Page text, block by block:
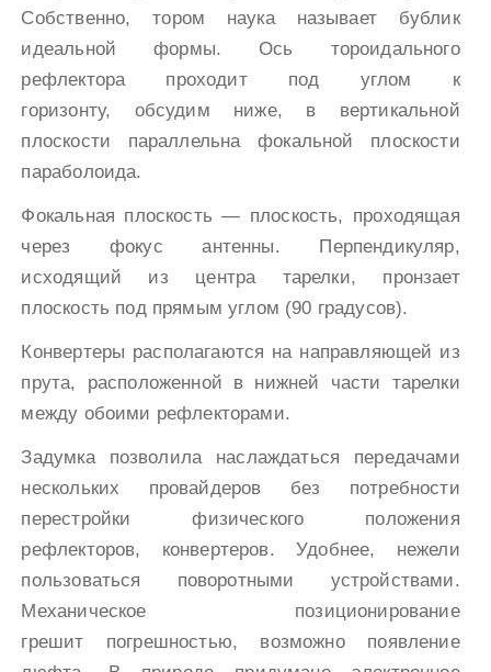
Собственно, тором наука называет бублик
идеальной формы. Ось тороидального
рефлектора проходит под углом к
горизонту, обсудим ниже, в вертикальной
плоскости параллельна фокальной плоскости
параболоида.
Фокальная плоскость — плоскость, проходящая
через фокус антенны. Перпендикуляр,
исходящий из центра тарелки, пронзает
плоскость под прямым углом (90 градусов).
Конвертеры располагаются на направляющей из
прута, расположенной в нижней части тарелки
между обоими рефлекторами.
Задумка позволила наслаждаться передачами
нескольких провайдеров без потребности
перестройки физического положения
рефлекторов, конвертеров. Удобнее, нежели
пользоваться поворотными устройствами.
Механическое позиционирование
грешит погрешностью, возможно появление